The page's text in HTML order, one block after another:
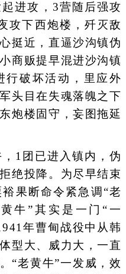
进攻，3营随后强攻
攻下西炮楼，歼灭敌
挺近，直逼沙沟镇伪
商贩提早混进沙沟镇
行破坏活动，里应外
头目在失魂落魄之下
炮楼固守，妄图拖延
1团已进入镇内，伪
绝投降。为尽早结束
果断命令紧急调“老
牛”其实是一门“一
年曹甸战役中从韩
型大、威力大，一直
“老黄牛”一发威，效